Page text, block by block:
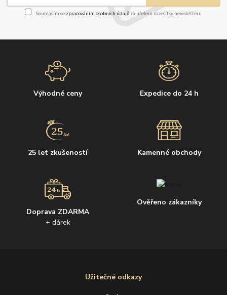
Souhlasím se zpracováním osobních údajůza účelem rozesílky newsletteru.
Výhodné ceny Expedice do 24 h
25 let zkušeností Kamenné obchody
Doprava ZDARMA
+ dárek
Ověřeno zákazníky
Užitečné odkazy